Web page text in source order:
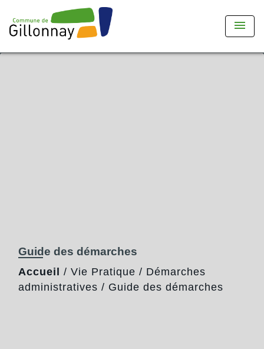
menu
Guide des démarches
Accueil / Vie Pratique / Démarches
administratives / Guide des démarches